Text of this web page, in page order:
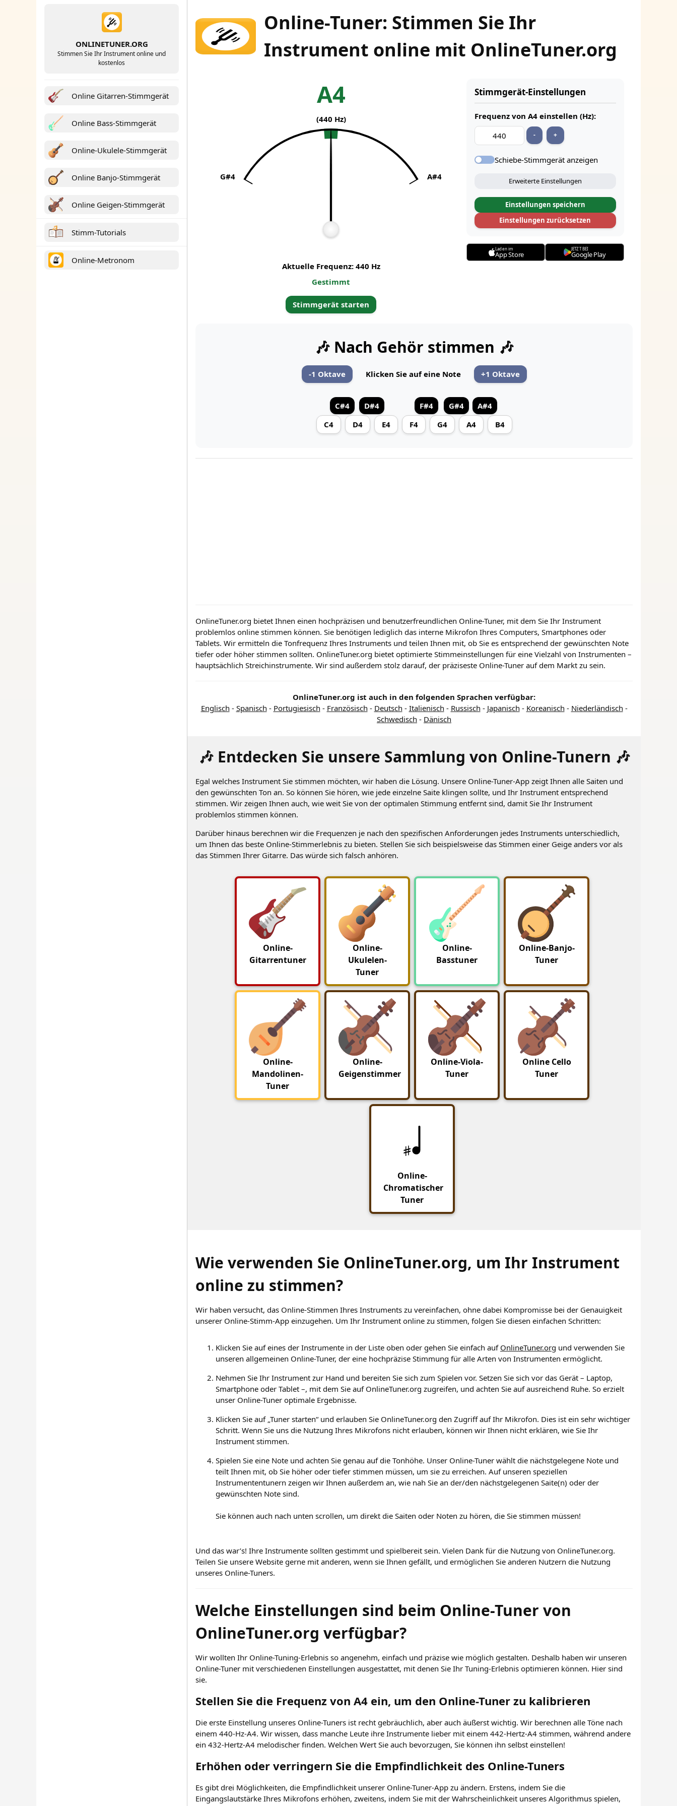
ONLINETUNER.ORG
Stimmen Sie Ihr Instrument online und
kostenlos
Online Gitarren-Stimmgerät
Online Bass-Stimmgerät
Online-Ukulele-Stimmgerät
Online Banjo-Stimmgerät
Online Geigen-Stimmgerät
Stimm-Tutorials
Online-Metronom
Online-Tuner: Stimmen Sie Ihr
Instrument online mit OnlineTuner.org
A4
(440 Hz)
G#4 A#4
Aktuelle Frequenz: 440 Hz
Gestimmt
Stimmgerät starten
Stimmgerät-Einstellungen
Frequenz von A4 einstellen (Hz):
- +
Schiebe-Stimmgerät anzeigen
Erweiterte Einstellungen
Einstellungen speichern
Einstellungen zurücksetzen
Laden im
App Store
JETZT BEI
Google Play
🎶 Nach Gehör stimmen 🎶
-1 Oktave Klicken Sie auf eine Note +1 Oktave
C4
C#4
D4
D#4
E4
F4
F#4
G4
G#4
A4
A#4
B4
OnlineTuner.org bietet Ihnen einen hochpräzisen und benutzerfreundlichen Online-Tuner, mit dem Sie Ihr Instrument
problemlos online stimmen können. Sie benötigen lediglich das interne Mikrofon Ihres Computers, Smartphones oder
Tablets. Wir ermitteln die Tonfrequenz Ihres Instruments und teilen Ihnen mit, ob Sie es entsprechend der gewünschten Note
tiefer oder höher stimmen sollten. OnlineTuner.org bietet optimierte Stimmeinstellungen für eine Vielzahl von Instrumenten –
hauptsächlich Streichinstrumente. Wir sind außerdem stolz darauf, der präziseste Online-Tuner auf dem Markt zu sein.
OnlineTuner.org ist auch in den folgenden Sprachen verfügbar:
Englisch - Spanisch - Portugiesisch - Französisch - Deutsch - Italienisch - Russisch - Japanisch - Koreanisch - Niederländisch -
Schwedisch - Dänisch
🎶 Entdecken Sie unsere Sammlung von Online-Tunern 🎶
Egal welches Instrument Sie stimmen möchten, wir haben die Lösung. Unsere Online-Tuner-App zeigt Ihnen alle Saiten und
den gewünschten Ton an. So können Sie hören, wie jede einzelne Saite klingen sollte, und Ihr Instrument entsprechend
stimmen. Wir zeigen Ihnen auch, wie weit Sie von der optimalen Stimmung entfernt sind, damit Sie Ihr Instrument
problemlos stimmen können.
Darüber hinaus berechnen wir die Frequenzen je nach den spezifischen Anforderungen jedes Instruments unterschiedlich,
um Ihnen das beste Online-Stimmerlebnis zu bieten. Stellen Sie sich beispielsweise das Stimmen einer Geige anders vor als
das Stimmen Ihrer Gitarre. Das würde sich falsch anhören.
Online-
Gitarrentuner
Online-
Ukulelen-
Tuner
Online-
Basstuner
Online-Banjo-
Tuner
Online-
Mandolinen-
Tuner
Online-
Geigenstimmer
Online-Viola-
Tuner
Online Cello
Tuner
Online-
Chromatischer
Tuner
Wie verwenden Sie OnlineTuner.org, um Ihr Instrument
online zu stimmen?
Wir haben versucht, das Online-Stimmen Ihres Instruments zu vereinfachen, ohne dabei Kompromisse bei der Genauigkeit
unserer Online-Stimm-App einzugehen. Um Ihr Instrument online zu stimmen, folgen Sie diesen einfachen Schritten:
Klicken Sie auf eines der Instrumente in der Liste oben oder gehen Sie einfach auf OnlineTuner.org und verwenden Sie
unseren allgemeinen Online-Tuner, der eine hochpräzise Stimmung für alle Arten von Instrumenten ermöglicht.
Nehmen Sie Ihr Instrument zur Hand und bereiten Sie sich zum Spielen vor. Setzen Sie sich vor das Gerät – Laptop,
Smartphone oder Tablet –, mit dem Sie auf OnlineTuner.org zugreifen, und achten Sie auf ausreichend Ruhe. So erzielt
unser Online-Tuner optimale Ergebnisse.
Klicken Sie auf „Tuner starten“ und erlauben Sie OnlineTuner.org den Zugriff auf Ihr Mikrofon. Dies ist ein sehr wichtiger
Schritt. Wenn Sie uns die Nutzung Ihres Mikrofons nicht erlauben, können wir Ihnen nicht erklären, wie Sie Ihr
Instrument stimmen.
Spielen Sie eine Note und achten Sie genau auf die Tonhöhe. Unser Online-Tuner wählt die nächstgelegene Note und
teilt Ihnen mit, ob Sie höher oder tiefer stimmen müssen, um sie zu erreichen. Auf unseren speziellen
Instrumententunern zeigen wir Ihnen außerdem an, wie nah Sie an der/den nächstgelegenen Saite(n) oder der
gewünschten Note sind.
Sie können auch nach unten scrollen, um direkt die Saiten oder Noten zu hören, die Sie stimmen müssen!
Und das war’s! Ihre Instrumente sollten gestimmt und spielbereit sein. Vielen Dank für die Nutzung von OnlineTuner.org.
Teilen Sie unsere Website gerne mit anderen, wenn sie Ihnen gefällt, und ermöglichen Sie anderen Nutzern die Nutzung
unseres Online-Tuners.
Welche Einstellungen sind beim Online-Tuner von
OnlineTuner.org verfügbar?
Wir wollten Ihr Online-Tuning-Erlebnis so angenehm, einfach und präzise wie möglich gestalten. Deshalb haben wir unseren
Online-Tuner mit verschiedenen Einstellungen ausgestattet, mit denen Sie Ihr Tuning-Erlebnis optimieren können. Hier sind
sie.
Stellen Sie die Frequenz von A4 ein, um den Online-Tuner zu kalibrieren
Die erste Einstellung unseres Online-Tuners ist recht gebräuchlich, aber auch äußerst wichtig. Wir berechnen alle Töne nach
einem 440-Hz-A4. Wir wissen, dass manche Leute ihre Instrumente lieber mit einem 442-Hertz-A4 stimmen, während andere
ein 432-Hertz-A4 melodischer finden. Welchen Wert Sie auch bevorzugen, Sie können ihn selbst einstellen!
Erhöhen oder verringern Sie die Empfindlichkeit des Online-Tuners
Es gibt drei Möglichkeiten, die Empfindlichkeit unserer Online-Tuner-App zu ändern. Erstens, indem Sie die
Eingangslautstärke Ihres Mikrofons erhöhen, zweitens, indem Sie mit der Wahrscheinlichkeit unseres Algorithmus spielen,